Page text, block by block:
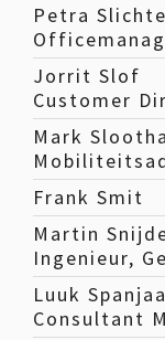
Petra
Jorrit Slof
Customer
Mark
Frank Smit
Martin
Ingenieur,
Luuk
Consultant